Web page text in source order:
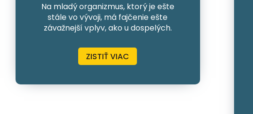
Na mladý organizmus, ktorý je ešte
stále vo vývoji, má fajčenie ešte
závažnejší vplyv, ako u dospelých.
ZISTIŤ VIAC